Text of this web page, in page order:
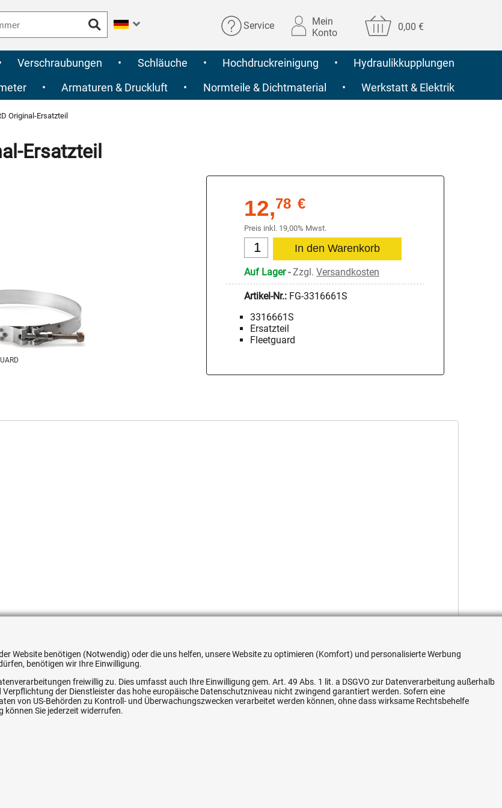
Service
Mein
Konto
0,00 €
Verschraubungen • Schläuche • Hochdruckreinigung •
Hydraulikkupplungen
• Armaturen & Druckluft • Normteile & Dichtmaterial • Werkstatt & Elektrik
Original-Ersatzteil
Ersatzteil
12,78 €
Preis inkl. 19,00% Mwst.
Auf Lager-Zzgl. Versandkosten
Artikel-Nr.: FG-3316661S
3316661S
Ersatzteil
Fleetguard
Ihre Hytec-Hydraulik Vorteile
Schneller Versand, meist am selben Tag
Flexible Zahlung
Website benötigen (Notwendig) oder die uns helfen, unsere Website zu optimieren (Komfort) und personalisierte Werbung
benötigen wir Ihre Einwilligung.
freiwillig zu. Dies umfasst auch Ihre Einwilligung gem. Art. 49 Abs. 1 lit. a DSGVO zur Datenverarbeitung außerhalb
der Dienstleister das hohe europäische Datenschutzniveau nicht zwingend garantiert werden. Sofern eine
von US-Behörden zu Kontroll- und Überwachungszwecken verarbeitet werden können, ohne dass wirksame Rechtsbehelfe
Sie jederzeit widerrufen.